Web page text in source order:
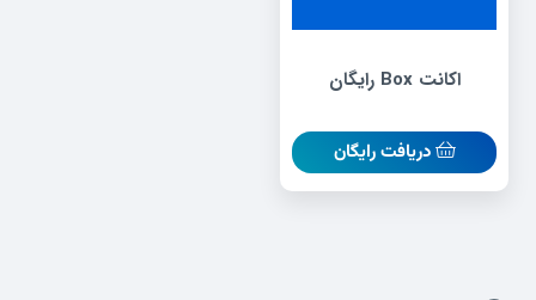
اکانت Box رایگان
دریافت رایگان